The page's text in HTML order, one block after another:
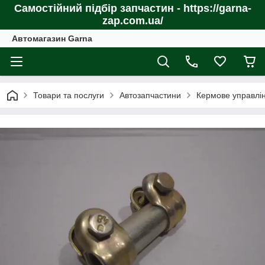
Самостійний підбір запчастин - https://garna-
zap.com.ua/
Автомагазин Garna
Товари та послуги Автозапчастини Кермове